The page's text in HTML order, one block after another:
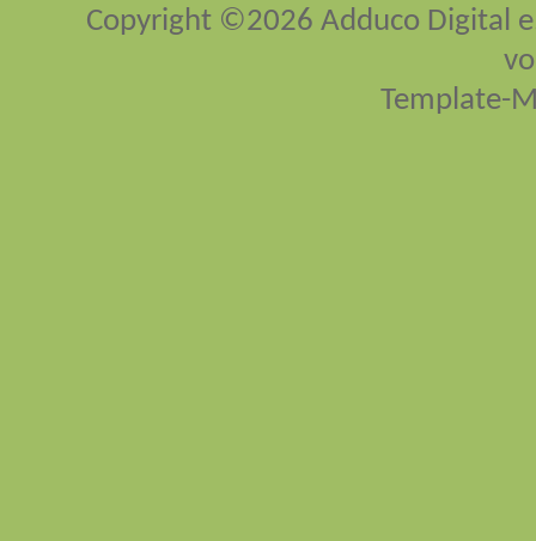
Copyright ©2026 Adduco Digital
Template-